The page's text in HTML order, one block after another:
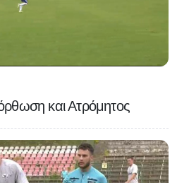
και Ατρόμητος